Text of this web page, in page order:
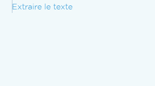
Extraire le texte